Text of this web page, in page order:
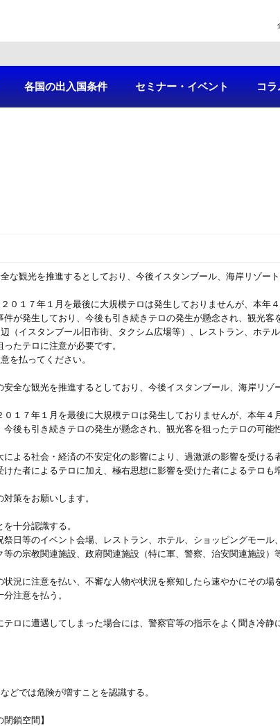
各国の出入国条件 セミナー・イベント コラ
な観光を推進するとしており、今後イスタンブール、海岸リゾー
０１７年１月を最後に大規模テロは発生しておりませんが、本年
が発生しており、今後も引き続きテロの発生が懸念され、観光客
（イスタンブール旧市街、タクシム広場等）、レストラン、ホテ
たテロに注意が必要です。
を払ってください。
全な観光を推進するとしており、今後イスタンブール、海岸リゾ
１７年１月を最後に大規模テロは発生しておりませんが、本年
後も引き続きテロの発生が懸念され、観光客を狙ったテロの可能
よる社会・経済の不安定化の影響により、過激派の影響を受ける
た者によるテロに加え、極右思想に影響を受けた者によるテロも
策をお願いします。
十分認識する。
等のイベント会場、レストラン、ホテル、ショッピングモール
の宗教関連施設、政府関連施設（特に軍、警察、治安関連施設）等
状況に注意を払い、不審な人物や状況を察知したら速やかにその
注意を払う。
ロに遭遇してしまった場合には、警察官等の指示をよく聞き冷静
どでは危険が増すことを認識する。
鎖空間】